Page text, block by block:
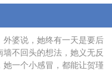
婆说，她终有一天是要后
不回头的想法，她义无反
一个小感冒，都能让贺瑾